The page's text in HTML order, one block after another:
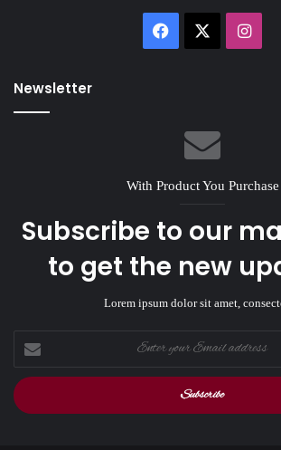
Facebook
Newsletter
With Product You Purchase
Subscribe to our
to get the new
Lorem ipsum dolor sit amet,
your
Email
address